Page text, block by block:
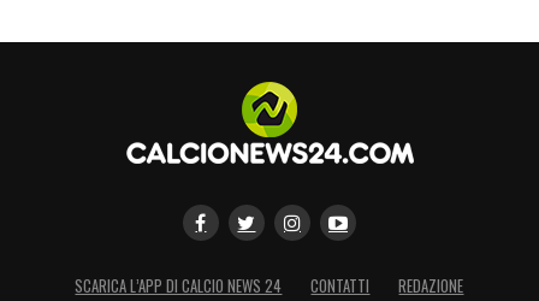
SCARICA L’APP DI CALCIO NEWS 24 CONTATTI REDAZIONE